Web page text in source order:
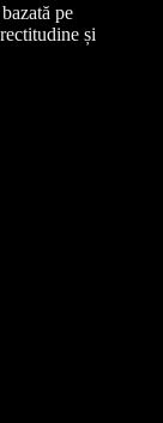
pe
și